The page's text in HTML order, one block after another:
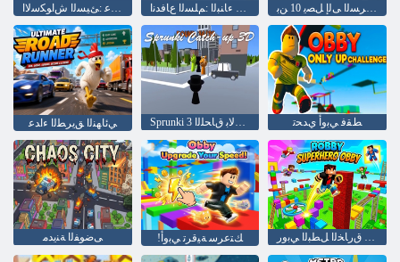
ﻦﻳﻮﻟﺎﻬﻟﺍ ءﺍﺪﻋ :ﺊﻴﺴﻟﺍ ﺵﺍﻮﻜﺳﻻ ﺍ ﻕﺎﺒﺴﻟﺍﻭ ءﺎﻨﺒﻟﺍ :ﻢﻠﺴﻟﺍ ﻉﺎﻓﺪﻧﺍ ﺔﻋﺮﺴﻟﺍ ﻰﻟﺇ ﻞﺼﻳ 10 ﻦﺑ
ﻲﺋﺎﻬﻨﻟﺍ ﻖﻳﺮﻄﻟﺍ ءﺍﺪﻋ Sprunki 3 ﺐﻛﺮﻟﺎﺑ ﻕﺎﺤﻠﻟﺍD ﻂﻘﻓ ﻲﺑﻭﺃ ﻱﺪﺤﺗ
ﻰﺿﻮﻔﻟﺍ ﺔﻨﻳﺪﻣ !ﻚﺘﻋﺮﺳ ﺔﻴﻗﺮﺗ ﻲﺑﻭﺃ